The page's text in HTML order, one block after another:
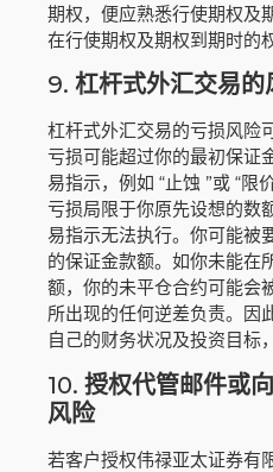
期权，便应熟悉行使期权及
在行使期权及期权到期时的
9. 杠杆式外汇交易的
杠杆式外汇交易的亏损风险
亏损可能超过你的最初保证
易指示，例如 “止蚀 ”或 “限
亏损局限于你原先设想的数
易指示无法执行。你可能被
的保证金款额。如你未能在
额，你的未平仓合约可能会
所出现的任何逆差负责。因
自己的财务状况及投资目标
10. 授权代管邮件或
风险
若客户授权伟禄亚太证券有